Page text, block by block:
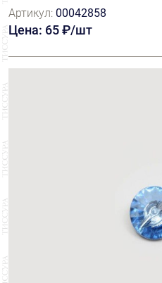
Артикул: 00042858
Цена: 65 ₽/шт